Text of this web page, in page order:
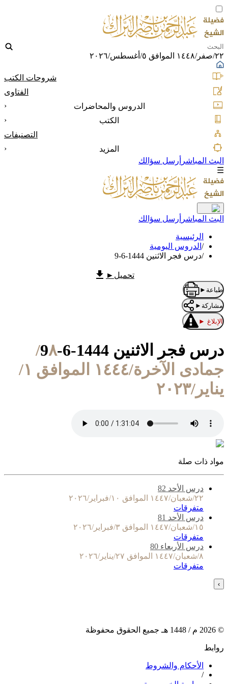
٢٢/صفر/١٤٤٨ الموافق ٥/أغسطس/٢٠٢٦
شروحات الكتب
الفتاوى
الدروس والمحاضرات
‹
الكتب
‹
التصنيفات
المزيد
‹
البث المباشر أرسل سؤالك
☰
البث المباشر أرسل سؤالك
الرئيسية
/ الدروس اليومية
/درس فجر الاثنين 1444-6-9
تحميل ►
طباعة ►
مشاركة ►
الإبلاغ ►
درس فجر الاثنين 1444-6-9
٨/
جمادى الآخرة/١٤٤٤ الموافق ١/
يناير/٢٠٢٣
مواد ذات صلة
درس الأحد 82
٢٢/شعبان/١٤٤٧ الموافق ١٠/فبراير/٢٠٢٦
متفرقات
درس الأحد 81
١٥/شعبان/١٤٤٧ الموافق ٣/فبراير/٢٠٢٦
متفرقات
درس الأربعاء 80
٨/شعبان/١٤٤٧ الموافق ٢٧/يناير/٢٠٢٦
متفرقات
›
©
2026 م / 1448 هـ جميع الحقوق محفوظة
روابط
الأحكام والشروط
/